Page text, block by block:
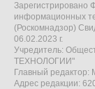
Зарегистрировано
информационных
(Роскомнадзор)
06.02.2023 г.
Учредитель:
ТЕХНОЛОГИИ"
Главный
Адрес редакции: